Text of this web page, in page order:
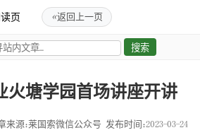
页 «返回上一页
火塘学园首场讲座开讲
来源：莱国索微信公众号 发布时间：2023-03-24